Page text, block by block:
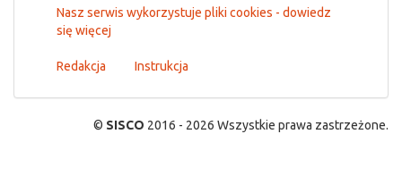
Nasz serwis wykorzystuje pliki cookies - dowiedz
się więcej
Redakcja Instrukcja
© SISCO 2016 - 2026 Wszystkie prawa zastrzeżone.